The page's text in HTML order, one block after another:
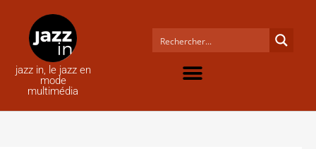
jazz in, le jazz en
mode
multimédia